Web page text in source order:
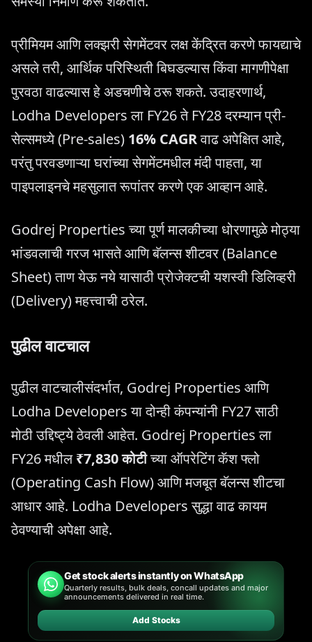
प्रीमियम आणि लक्झरी सेगमेंटवर लक्ष केंद्रित करणे फायद्याचे
असले तरी, आर्थिक परिस्थिती बिघडल्यास किंवा मागणीपेक्षा
पुरवठा वाढल्यास हे अडचणीचे ठरू शकते. उदाहरणार्थ,
Lodha Developers ला FY26 ते FY28 दरम्यान प्री-
सेल्समध्ये (Pre-sales) 16% CAGRवाढ अपेक्षित आहे,
परंतु परवडणाऱ्या घरांच्या सेगमेंटमधील मंदी पाहता, या
पाइपलाइनचे महसुलात रूपांतर करणे एक आव्हान आहे.
Godrej Properties च्या पूर्ण मालकीच्या धोरणामुळे मोठ्या
भांडवलाची गरज भासते आणि बॅलन्स शीटवर (Balance
Sheet) ताण येऊ नये यासाठी प्रोजेक्टची यशस्वी डिलिव्हरी
(Delivery) महत्त्वाची ठरेल.
पुढील वाटचाल
पुढील वाटचालीसंदर्भात, Godrej Properties आणि
Lodha Developers या दोन्ही कंपन्यांनी FY27 साठी
मोठी उद्दिष्ट्ये ठेवली आहेत. Godrej Properties ला
FY26 मधील₹7,830 कोटीच्या ऑपरेटिंग कॅश फ्लो
(Operating Cash Flow) आणि मजबूत बॅलन्स शीटचा
आधार आहे. Lodha Developers सुद्धा वाढ कायम
ठेवण्याची अपेक्षा आहे.
Get stock alerts instantly on WhatsApp
Quarterly results, bulk deals, concall updates and major
announcements delivered in real time.
Add Stocks